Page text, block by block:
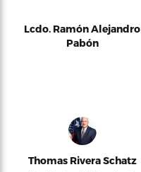
Lcdo. Ramón Alejandro
Pabón
Thomas Rivera Schatz